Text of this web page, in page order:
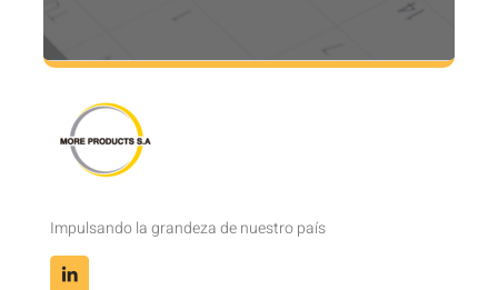
Impulsando la grandeza de nuestro país